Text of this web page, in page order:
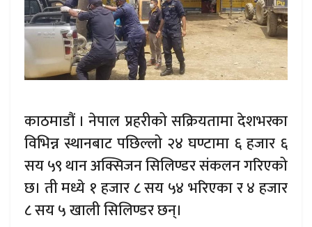
काठमाडौं । नेपाल प्रहरीको सक्रियतामा देशभरका
विभिन्न स्थानबाट पछिल्लो २४ घण्टामा ६ हजार ६
सय ५९ थान अक्सिजन सिलिण्डर संकलन गरिएको
छ। ती मध्ये १ हजार ८ सय ५४ भरिएका र ४ हजार
८ सय ५ खाली सिलिण्डर छन्।